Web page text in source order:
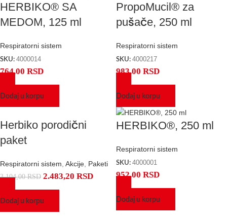
HERBIKO® SA
MEDOM, 125 ml
Respiratorni sistem
SKU: 4000014
764,00 RSD
Dodaj u korpu
PropoMucil® za
pušače, 250 ml
Respiratorni sistem
SKU: 4000217
983,00 RSD
Dodaj u korpu
Herbiko porodični
paket
Respiratorni sistem Akcije Paketi
3.104,00RSD 2.483,20 RSD
Dodaj u korpu
HERBIKO®, 250 ml
Respiratorni sistem
SKU: 4000001
952,00 RSD
Dodaj u korpu